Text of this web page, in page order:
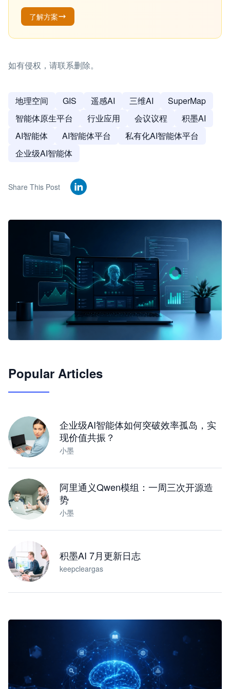
了解方案
如有侵权，请联系删除。
地理空间 GIS 遥感AI 三维AI
SuperMap
智能体原生平台
行业应用 会议议程
积墨AI
AI智能体
AI智能体平台
私有化AI智能体平台
企业级AI智能体
Share This Post
JimoClaw 桌面 AI Agent 工作台
Popular Articles
企业级AI智能体如何突破效率孤岛，实
现价值共振？
小墨
阿里通义Qwen模组：一周三次开源造
势
小墨
积墨AI 7月更新日志
keepcleargas